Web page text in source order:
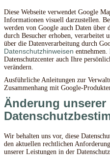
Diese Webseite verwendet Google
Informationen visuell darzustellen.
werden von Google auch Daten
durch Besucher erhoben, verarbeitet
über die Datenverarbeitung durch
Datenschutzhinweisen
Datenschutzcenter auch Ihre
verändern.
Ausführliche Anleitungen zur
Zusammenhang mit Google-
Änderung unserer
Wir behalten uns vor, diese
den aktuellen rechtlichen
unserer Leistungen in der